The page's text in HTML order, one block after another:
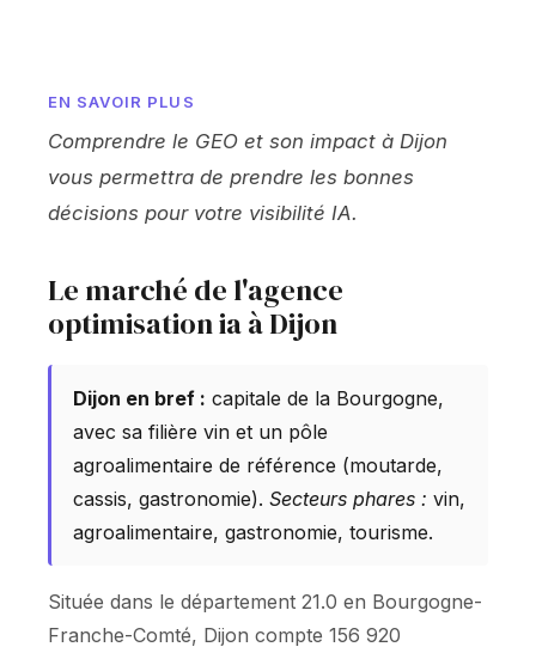
EN SAVOIR PLUS
Comprendre le GEO et son impact à Dijon
vous permettra de prendre les bonnes
décisions pour votre visibilité IA.
Le marché de l'agence
optimisation ia à Dijon
Dijon en bref : capitale de la Bourgogne,
avec sa filière vin et un pôle
agroalimentaire de référence (moutarde,
cassis, gastronomie). Secteurs phares : vin,
agroalimentaire, gastronomie, tourisme.
Située dans le département 21.0 en Bourgogne-
Franche-Comté, Dijon compte 156 920